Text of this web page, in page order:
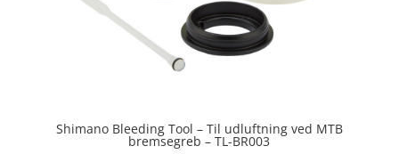
Shimano Bleeding Tool – Til udluftning ved MTB
bremsegreb – TL-BR003